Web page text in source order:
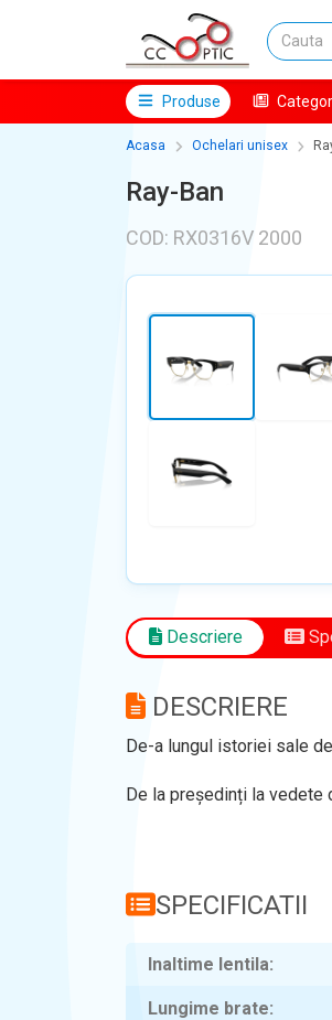
Produse
Acasa Ochelari unisex
Ray-Ban
COD: RX0316V 2000
Descriere
DESCRIERE
De-a lungul istoriei sale
De la președinți la vedete
SPECIFICATII
Inaltime lentila
Lungime brate